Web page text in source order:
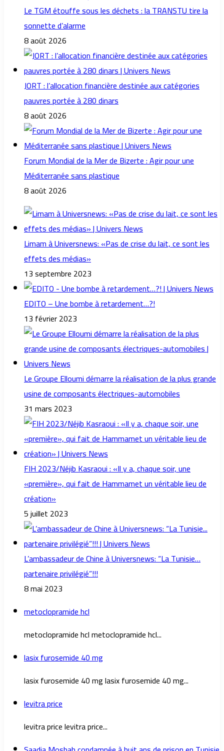
Le TGM étouffe sous les déchets : la TRANSTU tire la
sonnette d’alarme
8 août 2026
JORT : l’allocation financière destinée aux catégories
pauvres portée à 280 dinars
8 août 2026
Forum Mondial de la Mer de Bizerte : Agir pour une
Méditerranée sans plastique
8 août 2026
Limam à Universnews: «Pas de crise du lait, ce sont les
effets des médias»
13 septembre 2023
EDITO – Une bombe à retardement…?!
13 février 2023
Le Groupe Elloumi démarre la réalisation de la plus grande
usine de composants électriques-automobiles
31 mars 2023
FIH 2023/Néjib Kasraoui : «Il y a, chaque soir, une
«première», qui fait de Hammamet un véritable lieu de
création»
5 juillet 2023
L’ambassadeur de Chine à Universnews: “La Tunisie…
partenaire privilégié”!!!
8 mai 2023
metoclopramide hcl
metoclopramide hcl metoclopramide hcl...
lasix furosemide 40 mg
lasix furosemide 40 mg lasix furosemide 40 mg...
levitra price
levitra price levitra price...